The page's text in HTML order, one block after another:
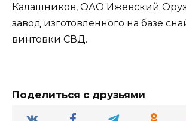
Калашников, ОАО Ижевский
завод изготовленного на базе
винтовки СВД.
Поделиться с друзьями